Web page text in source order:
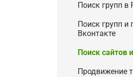
Поиск групп в
Поиск групп и
Вконтакте
Поиск сайтов
Продвижение